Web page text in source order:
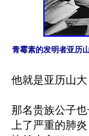
青霉素的发明者亚历
他就是亚历山大
那名贵族公子
上了严重的肺